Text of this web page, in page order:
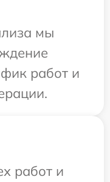
мы
работ и
работ и